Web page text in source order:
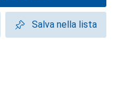
Salva nella lista